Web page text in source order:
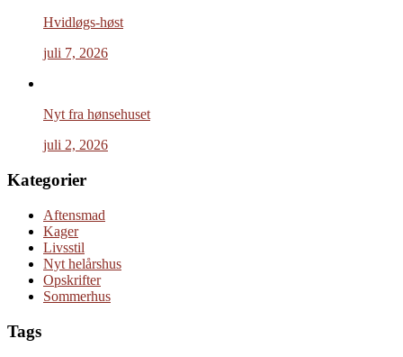
Hvidløgs-høst
juli 7, 2026
Nyt fra hønsehuset
juli 2, 2026
Kategorier
Aftensmad
Kager
Livsstil
Nyt helårshus
Opskrifter
Sommerhus
Tags